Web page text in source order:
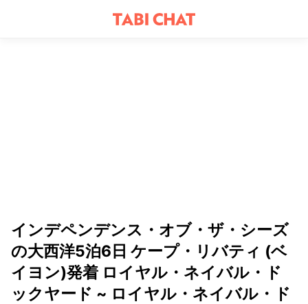
インデペンデンス・オブ・ザ・シーズ
の大西洋5泊6日 ケープ・リバティ (ベ
イヨン)発着 ロイヤル・ネイバル・ド
ックヤード ~ ロイヤル・ネイバル・ド